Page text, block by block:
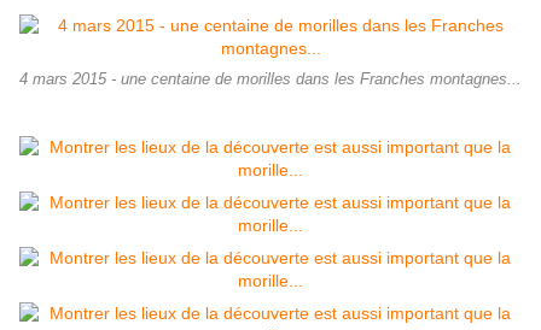
4 mars 2015 - une centaine de morilles dans les Franches montagnes...